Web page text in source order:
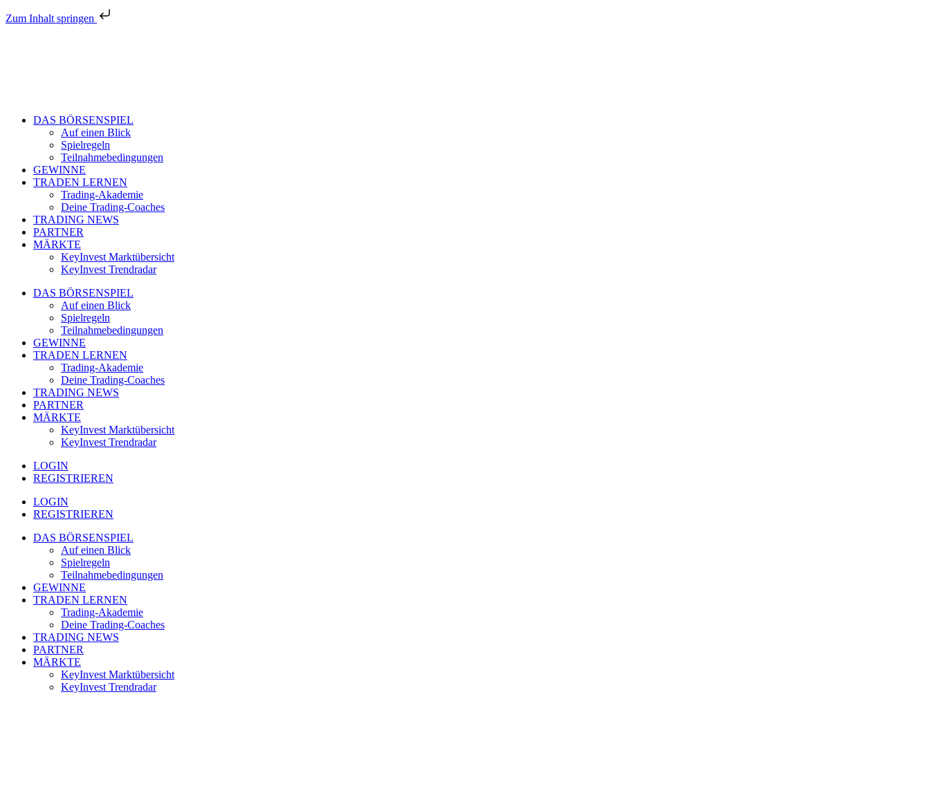
Zum Inhalt springen
DAS BÖRSENSPIEL
Auf einen Blick
Spielregeln
Teilnahmebedingungen
GEWINNE
TRADEN LERNEN
Trading-Akademie
Deine Trading-Coaches
TRADING NEWS
PARTNER
MÄRKTE
KeyInvest Marktübersicht
KeyInvest Trendradar
DAS BÖRSENSPIEL
Auf einen Blick
Spielregeln
Teilnahmebedingungen
GEWINNE
TRADEN LERNEN
Trading-Akademie
Deine Trading-Coaches
TRADING NEWS
PARTNER
MÄRKTE
KeyInvest Marktübersicht
KeyInvest Trendradar
LOGIN
REGISTRIEREN
LOGIN
REGISTRIEREN
DAS BÖRSENSPIEL
Auf einen Blick
Spielregeln
Teilnahmebedingungen
GEWINNE
TRADEN LERNEN
Trading-Akademie
Deine Trading-Coaches
TRADING NEWS
PARTNER
MÄRKTE
KeyInvest Marktübersicht
KeyInvest Trendradar